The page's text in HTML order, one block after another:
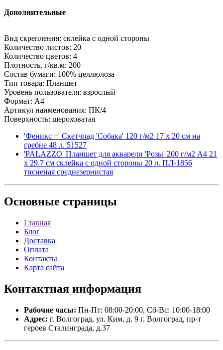
Дополнительные
Вид скрепления: склейка с одной стороны
Количество листов: 20
Количество цветов: 4
Плотность, г/кв.м: 200
Состав бумаги: 100% целлюлоза
Тип товара: Планшет
Уровень пользователя: взрослый
Формат: A4
Артикул наименования: ПК/4
Поверхность: шероховатая
'Феникс +' Скетчпад 'Собака' 120 г/м2 17 х 20 см на
гребне 48 л. 51527
'PALAZZO' Планшет для акварели 'Розы' 200 г/м2 A4 21
х 29.7 см склейка с одной стороны 20 л. ПЛ-1856
тисненая среднезернистая
Основные страницы
Главная
Блог
Доставка
Оплата
Контакты
Карта сайта
Контактная информация
Рабочие часы: Пн-Пт: 08:00-20:00, Сб-Вс: 10:00-18:00
Адрес: г. Волгоград, ул. Ким, д. 9 г. Волгоград, пр-т
героев Сталинграда, д.37